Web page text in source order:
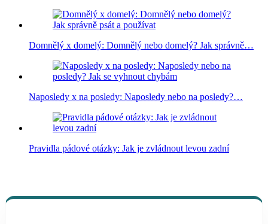
Domnělý x domelý: Domnělý nebo domelý? Jak správně…
Naposledy x na posledy: Naposledy nebo na posledy?…
Pravidla pádové otázky: Jak je zvládnout levou zadní